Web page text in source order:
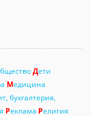
Дети
Медицина
бухгалтерия,
Реклама Религия